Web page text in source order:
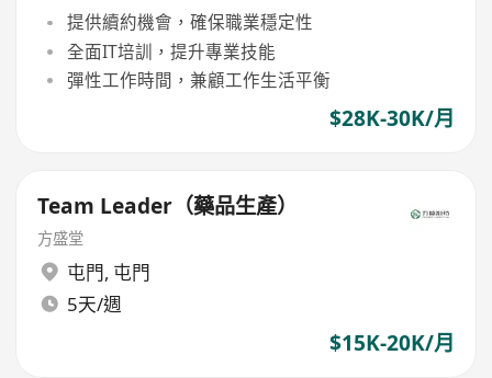
提供續約機會，確保職業穩定性
全面IT培訓，提升專業技能
彈性工作時間，兼顧工作生活平衡
$28K-30K/月
Team Leader（藥品生產）
方盛堂
屯門, 屯門
5天/週
$15K-20K/月